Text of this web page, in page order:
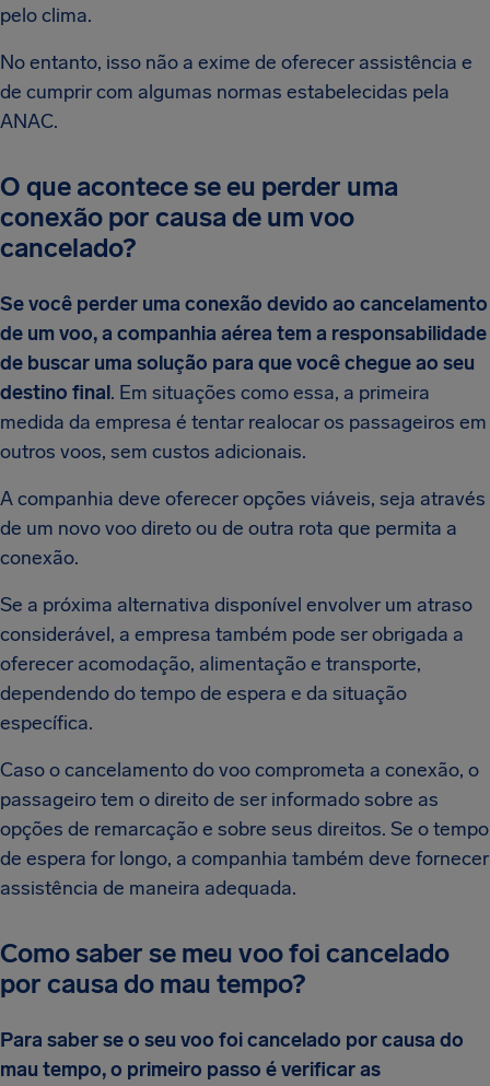
pelo clima.
No entanto, isso não a exime de oferecer assistência e
de cumprir com algumas normas estabelecidas pela
ANAC.
O que acontece se eu perder uma
conexão por causa de um voo
cancelado?
Se você perder uma conexão devido ao cancelamento
de um voo, a companhia aérea tem a responsabilidade
de buscar uma solução para que você chegue ao seu
destino final. Em situações como essa, a primeira
medida da empresa é tentar realocar os passageiros em
outros voos, sem custos adicionais.
A companhia deve oferecer opções viáveis, seja através
de um novo voo direto ou de outra rota que permita a
conexão.
Se a próxima alternativa disponível envolver um atraso
considerável, a empresa também pode ser obrigada a
oferecer acomodação, alimentação e transporte,
dependendo do tempo de espera e da situação
específica.
Caso o cancelamento do voo comprometa a conexão, o
passageiro tem o direito de ser informado sobre as
opções de remarcação e sobre seus direitos. Se o tempo
de espera for longo, a companhia também deve fornecer
assistência de maneira adequada.
Como saber se meu voo foi cancelado
por causa do mau tempo?
Para saber se o seu voo foi cancelado por causa do
mau tempo, o primeiro passo é verificar as